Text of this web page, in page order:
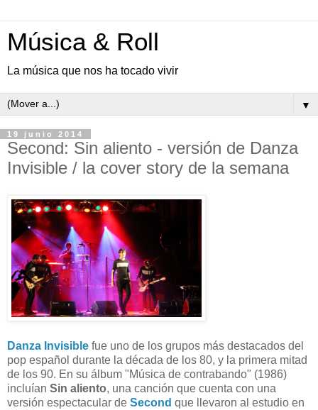
Música & Roll
La música que nos ha tocado vivir
▼
19 junio 2014
Second: Sin aliento - versión de Danza
Invisible / la cover story de la semana
Danza Invisible fue uno de los grupos más destacados del
pop español durante la década de los 80, y la primera mitad
de los 90. En su álbum "Música de contrabando" (1986)
incluían Sin aliento, una canción que cuenta con una
versión espectacular de Second que llevaron al estudio en